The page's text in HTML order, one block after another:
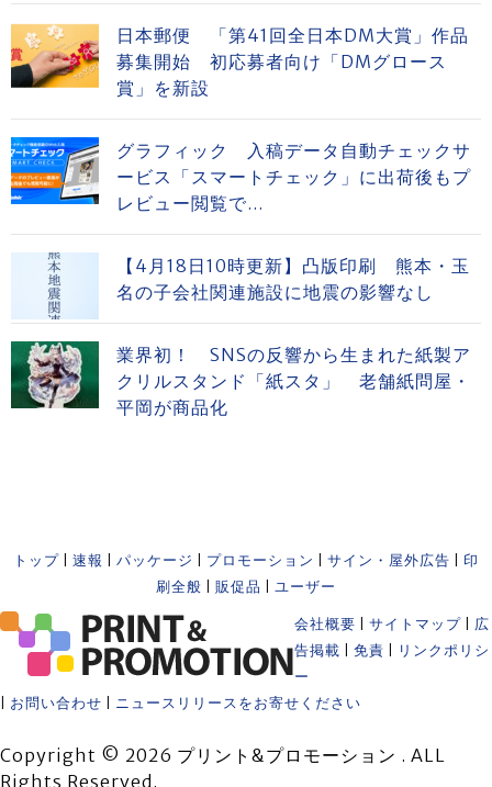
日本郵便 「第41回全日本DM大賞」作品
募集開始 初応募者向け「DMグロース
賞」を新設
グラフィック 入稿データ自動チェックサ
ービス「スマートチェック」に出荷後もプ
レビュー閲覧で...
【4月18日10時更新】凸版印刷 熊本・玉
名の子会社関連施設に地震の影響なし
業界初！ SNSの反響から生まれた紙製ア
クリルスタンド「紙スタ」 老舗紙問屋・
平岡が商品化
トップ 速報 パッケージ プロモーション サイン・屋外広告
印
刷全般
販促品 ユーザー
会社概要 サイトマップ
広
告掲載
免責
リンクポリシ
ー
お問い合わせ ニュースリリースをお寄せください
Copyright © 2026 プリント&プロモーション . ALL
Rights Reserved.